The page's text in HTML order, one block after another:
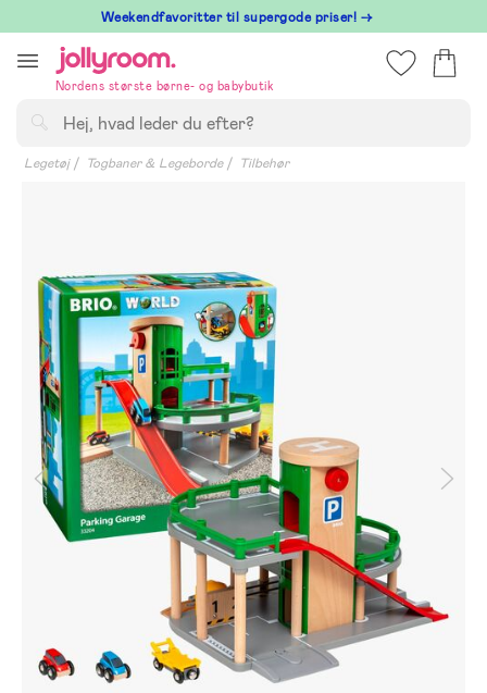
till
innehållet
⁠ Weekendfavoritter til supergode priser! →
Nordens største børne- og babybutik
Legetøj Togbaner & Legeborde Tilbehør